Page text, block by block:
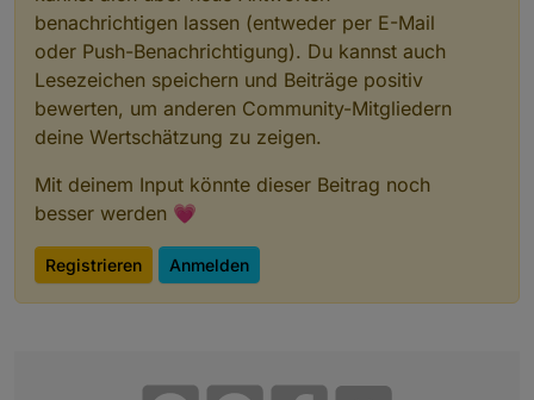
benachrichtigen lassen (entweder per E-Mail
oder Push-Benachrichtigung). Du kannst auch
Lesezeichen speichern und Beiträge positiv
bewerten, um anderen Community-Mitgliedern
deine Wertschätzung zu zeigen.
Mit deinem Input könnte dieser Beitrag noch
besser werden 💗
Registrieren Anmelden